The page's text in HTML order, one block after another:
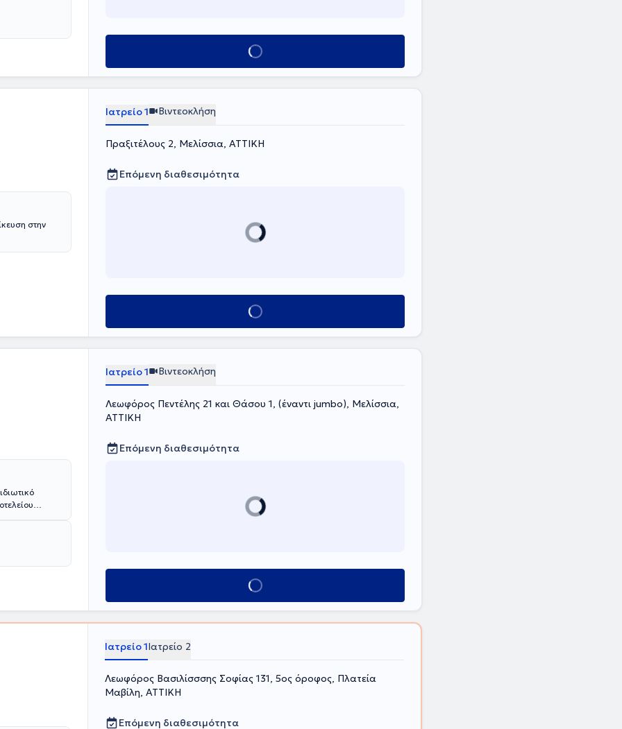
Κλείσε ραντεβού
στην
Ιατρείο 1 Βιντεοκλήση
Πραξιτέλους 2, Μελίσσια, ΑΤΤΙΚΗ
Επόμενη διαθεσιμότητα
Κλείσε ραντεβού
και
Life
Ειδικών
Ιατρείο 1 Βιντεοκλήση
Λεωφόρος Πεντέλης 21 και Θάσου 1, (έναντι jumbo), Μελίσσια,
ΑΤΤΙΚΗ
Επόμενη διαθεσιμότητα
Κλείσε ραντεβού
Ιατρείο 1Ιατρείο 2
Λεωφόρος Βασιλίσσσης Σοφίας 131, 5ος όροφος, Πλατεία
Μαβίλη, ΑΤΤΙΚΗ
Επόμενη διαθεσιμότητα